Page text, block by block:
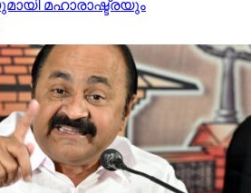
മഹാരാഷ്ട്രയും